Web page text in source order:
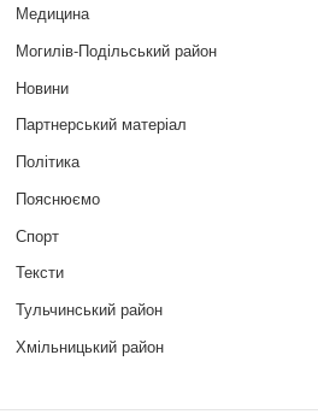
Медицина
Могилів-Подільський район
Новини
Партнерський матеріал
Політика
Пояснюємо
Спорт
Тексти
Тульчинський район
Хмільницький район